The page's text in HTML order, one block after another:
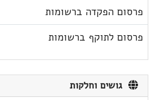
פרסום הפקדה ברשומות
פרסום לתוקף ברשומות
גושים וחלקות